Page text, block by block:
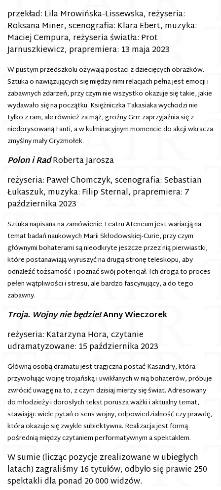
przekład: Lila Mrowińska-Lissewska, reżyseria:
Roksana Miner, scenografia: Klara Ebert, muzyka:
Maciej Cempura, reżyseria światła: Prot
Jarnuszkiewicz, prapremiera: 13 maja 2023
W pustym przedszkolu ożywają postaci z dziecięcych obrazków.
Sztuka o nawiązujących się między nimi relacjach pełna jest emocji i
zabawnych zdarzeń, przy czym nie wszystko okazuje się takie, jakie
wydawało się na początku. Księżniczka Takasiaka wychodzi nie
tylko z ram, ale również za mąż, groźny Grrr zaprzyjaźnia się z
niedorysowaną Fanti, a w kulminacyjnym momencie do akcji wkracza
zmyślny mały Gryzmołek.
Polon i RadRoberta Jarosza
reżyseria: Paweł Chomczyk, scenografia: Sebastian
Łukaszuk, muzyka: Filip Sternal, prapremiera: 7
października 2023
Sztuka napisana na zamówienie Teatru Ateneum jest wariacją na
temat badań naukowych Marii Skłodowskiej-Curie, przy czym
głównymi bohaterami są nieodkryte jeszcze przez nią pierwiastki,
które postanawiają wyruszyć na drugą stronę teleskopu, aby
odnaleźć tożsamość i poznać swój potencjał. Ich droga to proces
pełen wątpliwości i stresu, ale bardzo fascynujący, a do tego
zabawny.
Troja. Wojny nie będzie!Anny Wieczorek
reżyseria: Katarzyna Hora, czytanie
udramatyzowane: 15 października 2023
Główną osobą dramatu jest tragiczna postać Kasandry, która
przywołując wojnę trojańską i uwikłanych w nią bohaterów, próbuje
zwrócić uwagę na to, z czym dzisiaj mierzy się świat. Adresowany
do młodzieży i dorosłych tekst porusza ważki i aktualny temat,
stawiając wiele pytań o sens wojny, odpowiedzialność czy prawdę,
która okazuje się zwykle subiektywna. Realizacja jest formą
pośrednią między czytaniem performatywnym a spektaklem.
W sumie (licząc pozycje zrealizowane w ubiegłych
latach) zagraliśmy 16 tytułów, odbyło się prawie 250
spektakli dla ponad 20 000 widzów.